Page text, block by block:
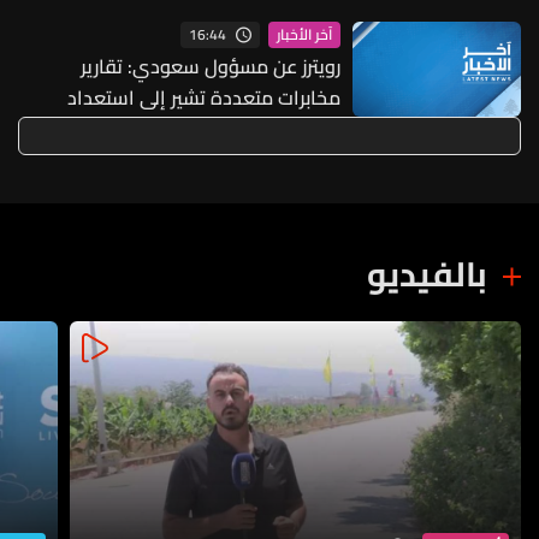
آخر الأخبار 16:44
رويترز عن مسؤول سعودي: تقارير
مخابرات متعددة تشير إلى استعداد
جماعات عراقية مسلحة لشن هجمات
وشيكة على السعودية بتوجيه من الحرس
بالفيديو